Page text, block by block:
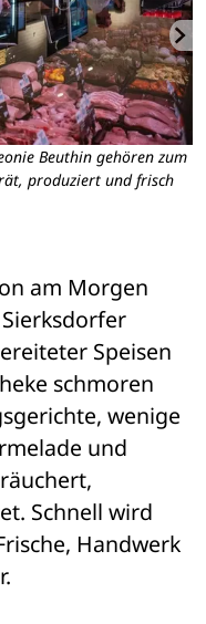
Beuthin gehören zum
produziert und frisch
am Morgen
Speisen
schmoren
wenige
und
Schnell wird
Handwerk